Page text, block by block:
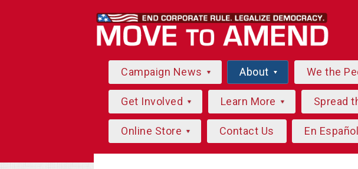
Campaign News About We the
Get Involved Learn More Spread
Online Store Contact Us En Español